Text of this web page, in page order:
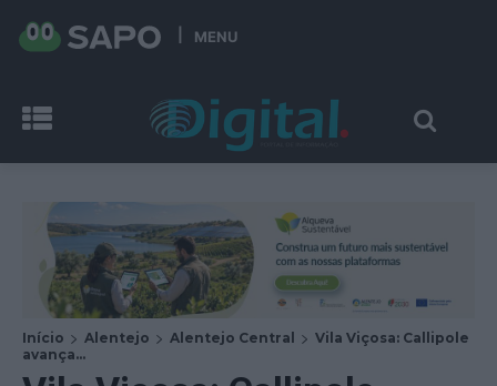
MENU
Início Alentejo Alentejo Central
Vila Viçosa: Callipole
avança...